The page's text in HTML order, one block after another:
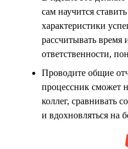
сам научится
характеристики
рассчитывать
ответственности,
Проводите общие
процессник сможет
коллег, сравнивать
и вдохновляться на